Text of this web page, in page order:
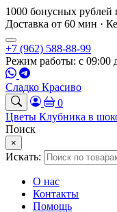
1000 бонусных рублей
Доставка от 60 мин ·
+7 (962) 588-88-99
Режим работы: с 09:00
Сладко Красиво
0
Цветы Клубника в
Поиск
×
Искать:
О нас
Контакты
Помощь